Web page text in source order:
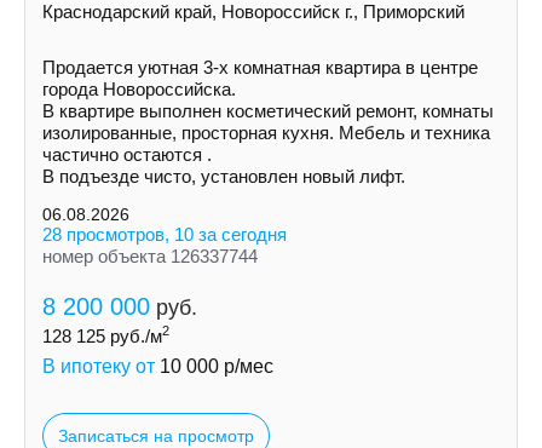
Краснодарский край, Новороссийск г., Приморский
Пpoдается уютная 3-х комнатная квартира в центре
города Новороссийска.
В квартире выполнен косметический ремонт, комнаты
изолированные, просторная кухня. Мебель и техника
частично остаются .
В подъезде чисто, установлен новый лифт.
06.08.2026
28 просмотров, 10 за сегодня
номер объекта 126337744
8 200 000 руб.
128 125 руб./м2
В ипотеку от 10 000 р/мес
Записаться на просмотр